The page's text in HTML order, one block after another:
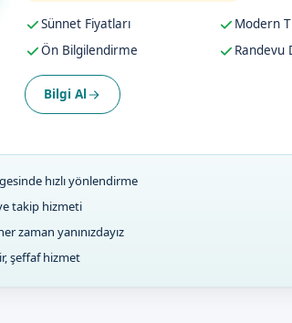
Sünnet Fiyatları
Modern
Ön Bilgilendirme
Randevu
Bilgi Al
hızlı yönlendirme
takip hizmeti
zaman yanınızdayız
şeffaf hizmet